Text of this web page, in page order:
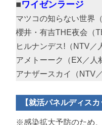
ワイゼンラージ
マツコの知らない世界
櫻井・有吉THE夜会（
ヒルナンデス!（NTV／
アメトーーク（EX／人
アナザースカイ（NTV
【就活パネルディスカ
※感染拡大予防のため